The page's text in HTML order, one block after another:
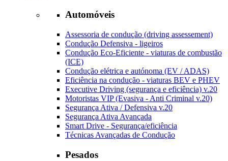
Automóveis
Assessoria de condução (driving assessement)
Condução Defensiva - ligeiros
Condução Eco-Eficiente - viaturas de combustão
(ICE)
Condução elétrica e autónoma (EV / ADAS)
Eficiência na condução - viaturas BEV e PHEV
Executive Driving (segurança e eficiência) v.20
Motoristas VIP (Evasiva - Anti Criminal v.20)
Segurança Ativa / Defensiva v.20
Segurança Ativa Avançada
Smart Drive - Segurança/eficiência
Técnicas Avançadas de Condução
Pesados